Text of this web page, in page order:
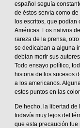
español seguía
de éstos servía como
los escritos, que
Américas. Los nativos
rareza de la prensa,
se dedicaban a alguna
debían morir sus
Todo ensayo político,
historia de los sucesos
a los americanos.
estos puntos en las
De hecho, la libertad
todavía muy lejos del
que esta precaución